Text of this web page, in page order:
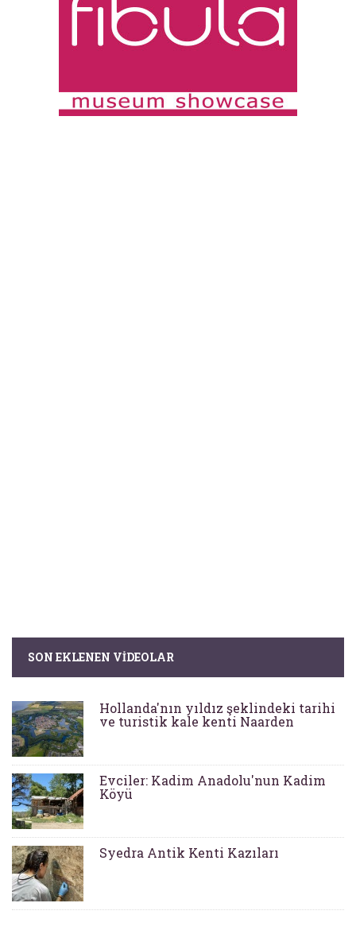
SON EKLENEN VIDEOLAR
Hollanda'nın yıldız şeklindeki tarihi
ve turistik kale kenti Naarden
Evciler: Kadim Anadolu'nun Kadim
Köyü
Syedra Antik Kenti Kazıları